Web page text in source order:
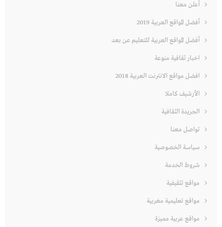
أعلن معنا
أفضل المواقع العربية 2019
أفضل المواقع العربية للتعليم عن بعد
اخبار ثقافية منوعة
افضل مواقع الانترنت العربية 2018
الأرشيف كاملا
الجريدة الثقافية
تواصل معنا
سياسة الخصوصية
شروط الخدمة
مواقع تثقيفية
مواقع تعليمية مغربية
مواقع عربية مميزة